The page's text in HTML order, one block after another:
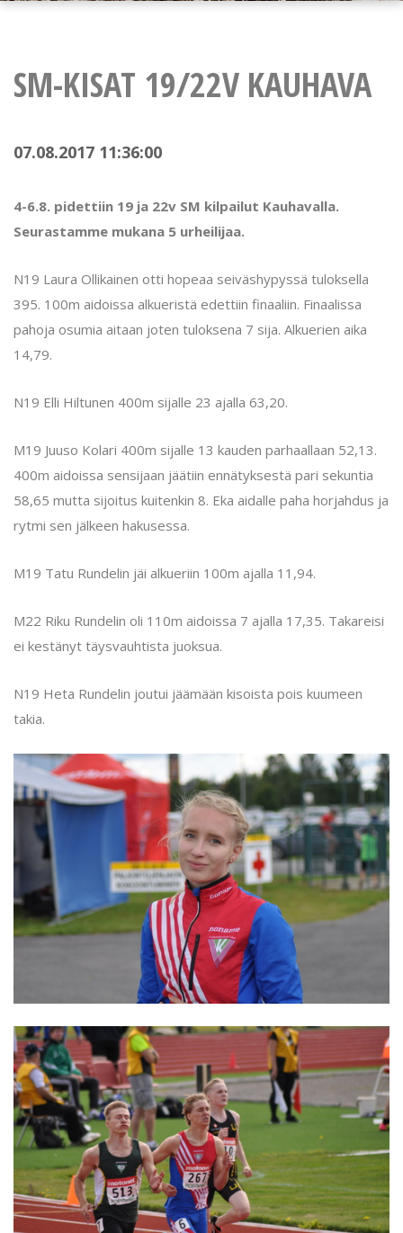
SM-KISAT 19/22V KAUHAVA
07.08.2017 11:36:00
4-6.8. pidettiin 19 ja 22v SM kilpailut Kauhavalla.
Seurastamme mukana 5 urheilijaa.
N19 Laura Ollikainen otti hopeaa seiväshypyssä tuloksella
395. 100m aidoissa alkueristä edettiin finaaliin. Finaalissa
pahoja osumia aitaan joten tuloksena 7 sija. Alkuerien aika
14,79.
N19 Elli Hiltunen 400m sijalle 23 ajalla 63,20.
M19 Juuso Kolari 400m sijalle 13 kauden parhaallaan 52,13.
400m aidoissa sensijaan jäätiin ennätyksestä pari sekuntia
58,65 mutta sijoitus kuitenkin 8. Eka aidalle paha horjahdus ja
rytmi sen jälkeen hakusessa.
M19 Tatu Rundelin jäi alkueriin 100m ajalla 11,94.
M22 Riku Rundelin oli 110m aidoissa 7 ajalla 17,35. Takareisi
ei kestänyt täysvauhtista juoksua.
N19 Heta Rundelin joutui jäämään kisoista pois kuumeen
takia.